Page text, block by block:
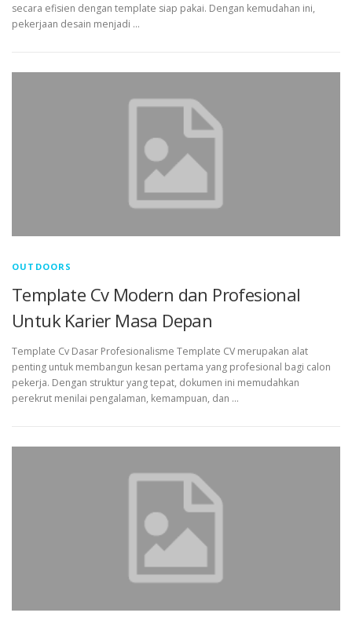
secara efisien dengan template siap pakai. Dengan kemudahan ini,
pekerjaan desain menjadi …
OUTDOORS
Template Cv Modern dan Profesional
Untuk Karier Masa Depan
Template Cv Dasar Profesionalisme Template CV merupakan alat
penting untuk membangun kesan pertama yang profesional bagi calon
pekerja. Dengan struktur yang tepat, dokumen ini memudahkan
perekrut menilai pengalaman, kemampuan, dan …